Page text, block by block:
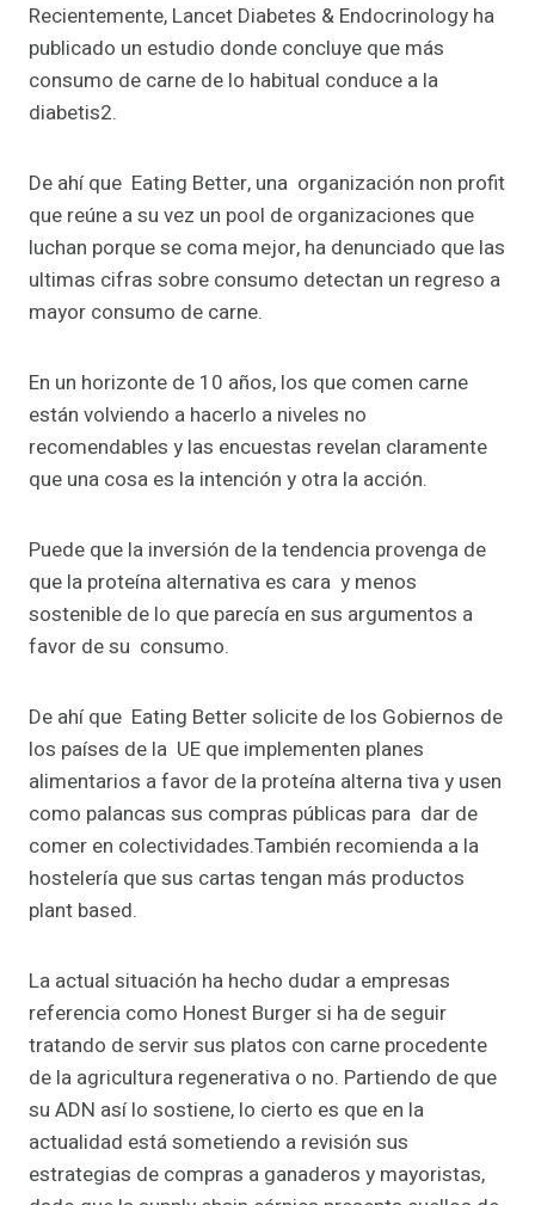
Recientemente, Lancet Diabetes & Endocrinology ha
publicado un estudio donde concluye que más
consumo de carne de lo habitual conduce a la
diabetis2.
De ahí que Eating Better, una organización non profit
que reúne a su vez un pool de organizaciones que
luchan porque se coma mejor, ha denunciado que las
ultimas cifras sobre consumo detectan un regreso a
mayor consumo de carne.
En un horizonte de 10 años, los que comen carne
están volviendo a hacerlo a niveles no
recomendables y las encuestas revelan claramente
que una cosa es la intención y otra la acción.
Puede que la inversión de la tendencia provenga de
que la proteína alternativa es cara y menos
sostenible de lo que parecía en sus argumentos a
favor de su consumo.
De ahí que Eating Better solicite de los Gobiernos de
los países de la UE que implementen planes
alimentarios a favor de la proteína alterna tiva y usen
como palancas sus compras públicas para dar de
comer en colectividades.También recomienda a la
hostelería que sus cartas tengan más productos
plant based.
La actual situación ha hecho dudar a empresas
referencia como Honest Burger si ha de seguir
tratando de servir sus platos con carne procedente
de la agricultura regenerativa o no. Partiendo de que
su ADN así lo sostiene, lo cierto es que en la
actualidad está sometiendo a revisión sus
estrategias de compras a ganaderos y mayoristas,